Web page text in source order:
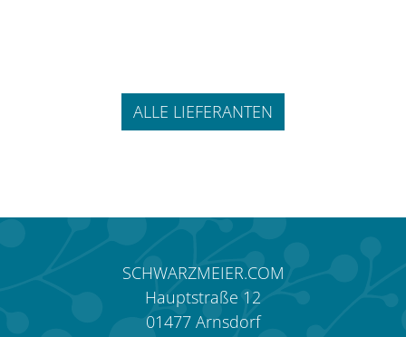
ALLE LIEFERANTEN
SCHWARZMEIER.COM
Hauptstraße 12
01477 Arnsdorf